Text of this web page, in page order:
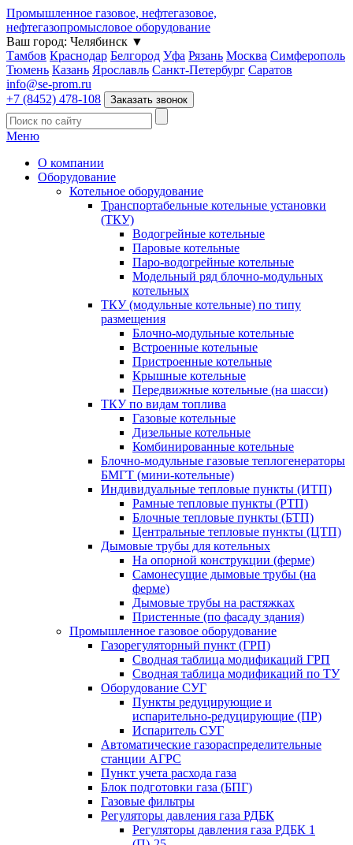
Промышленное газовое, нефтегазовое,
нефтегазопромысловое оборудование
Ваш город: Челябинск ▼
Тамбов Краснодар Белгород Уфа Рязань Москва Симферополь
Тюмень Казань Ярославль Санкт-Петербург Саратов
info@se-prom.ru
+7 (8452) 478-108
Заказать звонок
Меню
О компании
Оборудование
Котельное оборудование
Транспортабельные котельные установки
(ТКУ)
Водогрейные котельные
Паровые котельные
Паро-водогрейные котельные
Модельный ряд блочно-модульных
котельных
ТКУ (модульные котельные) по типу
размещения
Блочно-модульные котельные
Встроенные котельные
Пристроенные котельные
Крышные котельные
Передвижные котельные (на шасси)
ТКУ по видам топлива
Газовые котельные
Дизельные котельные
Комбинированные котельные
Блочно-модульные газовые теплогенераторы
БМГТ (мини-котельные)
Индивидуальные тепловые пункты (ИТП)
Рамные тепловые пункты (РТП)
Блочные тепловые пункты (БТП)
Центральные тепловые пункты (ЦТП)
Дымовые трубы для котельных
На опорной конструкции (ферме)
Самонесущие дымовые трубы (на
ферме)
Дымовые трубы на растяжках
Пристенные (по фасаду здания)
Промышленное газовое оборудование
Газорегуляторный пункт (ГРП)
Сводная таблица модификаций ГРП
Сводная таблица модификаций по ТУ
Оборудование СУГ
Пункты редуцирующие и
испарительно-редуцирующие (ПР)
Испаритель СУГ
Автоматические газораспределительные
станции АГРС
Пункт учета расхода газа
Блок подготовки газа (БПГ)
Газовые фильтры
Регуляторы давления газа РДБК
Регуляторы давления газа РДБК 1